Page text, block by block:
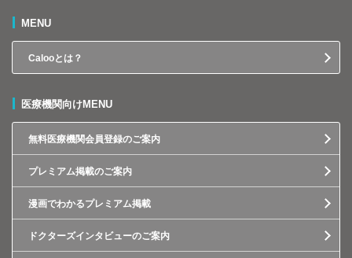
MENU
Calooとは？
医療機関向けMENU
無料医療機関会員登録のご案内
プレミアム掲載のご案内
漫画でわかるプレミアム掲載
ドクターズインタビューのご案内